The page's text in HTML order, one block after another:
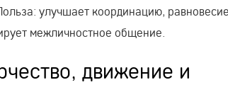
улучшает координацию,
межличностное общение.
движение и